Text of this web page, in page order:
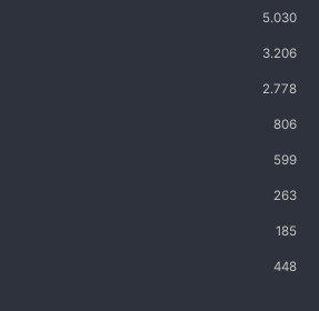
5.030
3.206
2.778
806
599
263
185
448